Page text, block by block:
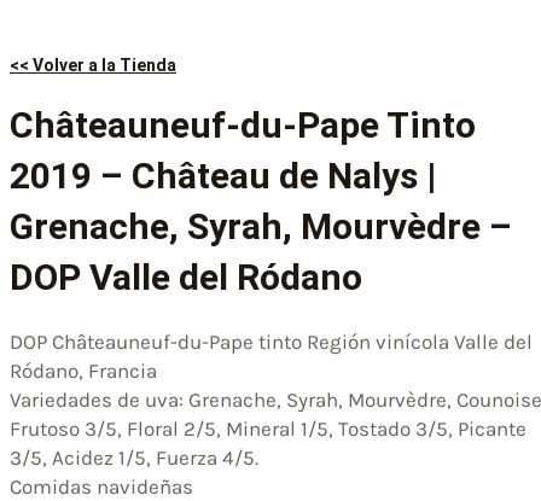
<< Volver a la Tienda
Châteauneuf-du-Pape Tinto
2019 – Château de Nalys |
Grenache, Syrah, Mourvèdre –
DOP Valle del Ródano
DOP Châteauneuf-du-Pape tinto Región vinícola Valle del
Ródano, Francia
Variedades de uva: Grenache, Syrah, Mourvèdre, Counoise
Frutoso 3/5, Floral 2/5, Mineral 1/5, Tostado 3/5, Picante
3/5, Acidez 1/5, Fuerza 4/5.
Comidas navideñas